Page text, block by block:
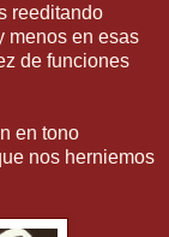
reeditando
menos en esas
de funciones
en tono
nos herniemos